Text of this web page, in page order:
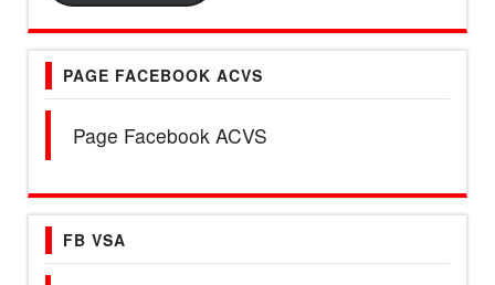
PAGE FACEBOOK ACVS
Page Facebook ACVS
FB VSA